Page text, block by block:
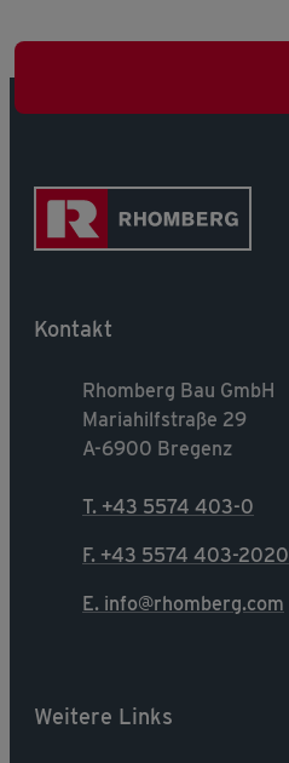
Kontakt
Rhomberg Bau GmbH
Mariahilfstraße 29
A-6900 Bregenz
T. +43 5574 403-0
F. +43 5574 403-2020
E. info@rhomberg.com
Weitere Links